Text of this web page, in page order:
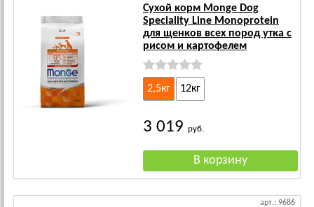
Сухой корм Monge Dog
Speciality Line Monoprotein
для щенков всех пород утка с
рисом и картофелем
2,5кг 12кг
3 019 руб.
арт.: 9686